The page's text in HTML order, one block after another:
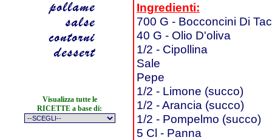
Visualizza tutte le
RICETTE a base di:
Ingredienti:
700 G - Bocconcini Di
40 G - Olio D'oliva
1/2 - Cipollina
Sale
Pepe
1/2 - Limone (succo)
1/2 - Arancia (succo)
1/2 - Pompelmo (succo)
5 Cl - Panna